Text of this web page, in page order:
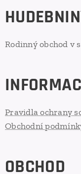
Rodinný obchod v
Pravidla ochrany
Obchodní
OBCHOD